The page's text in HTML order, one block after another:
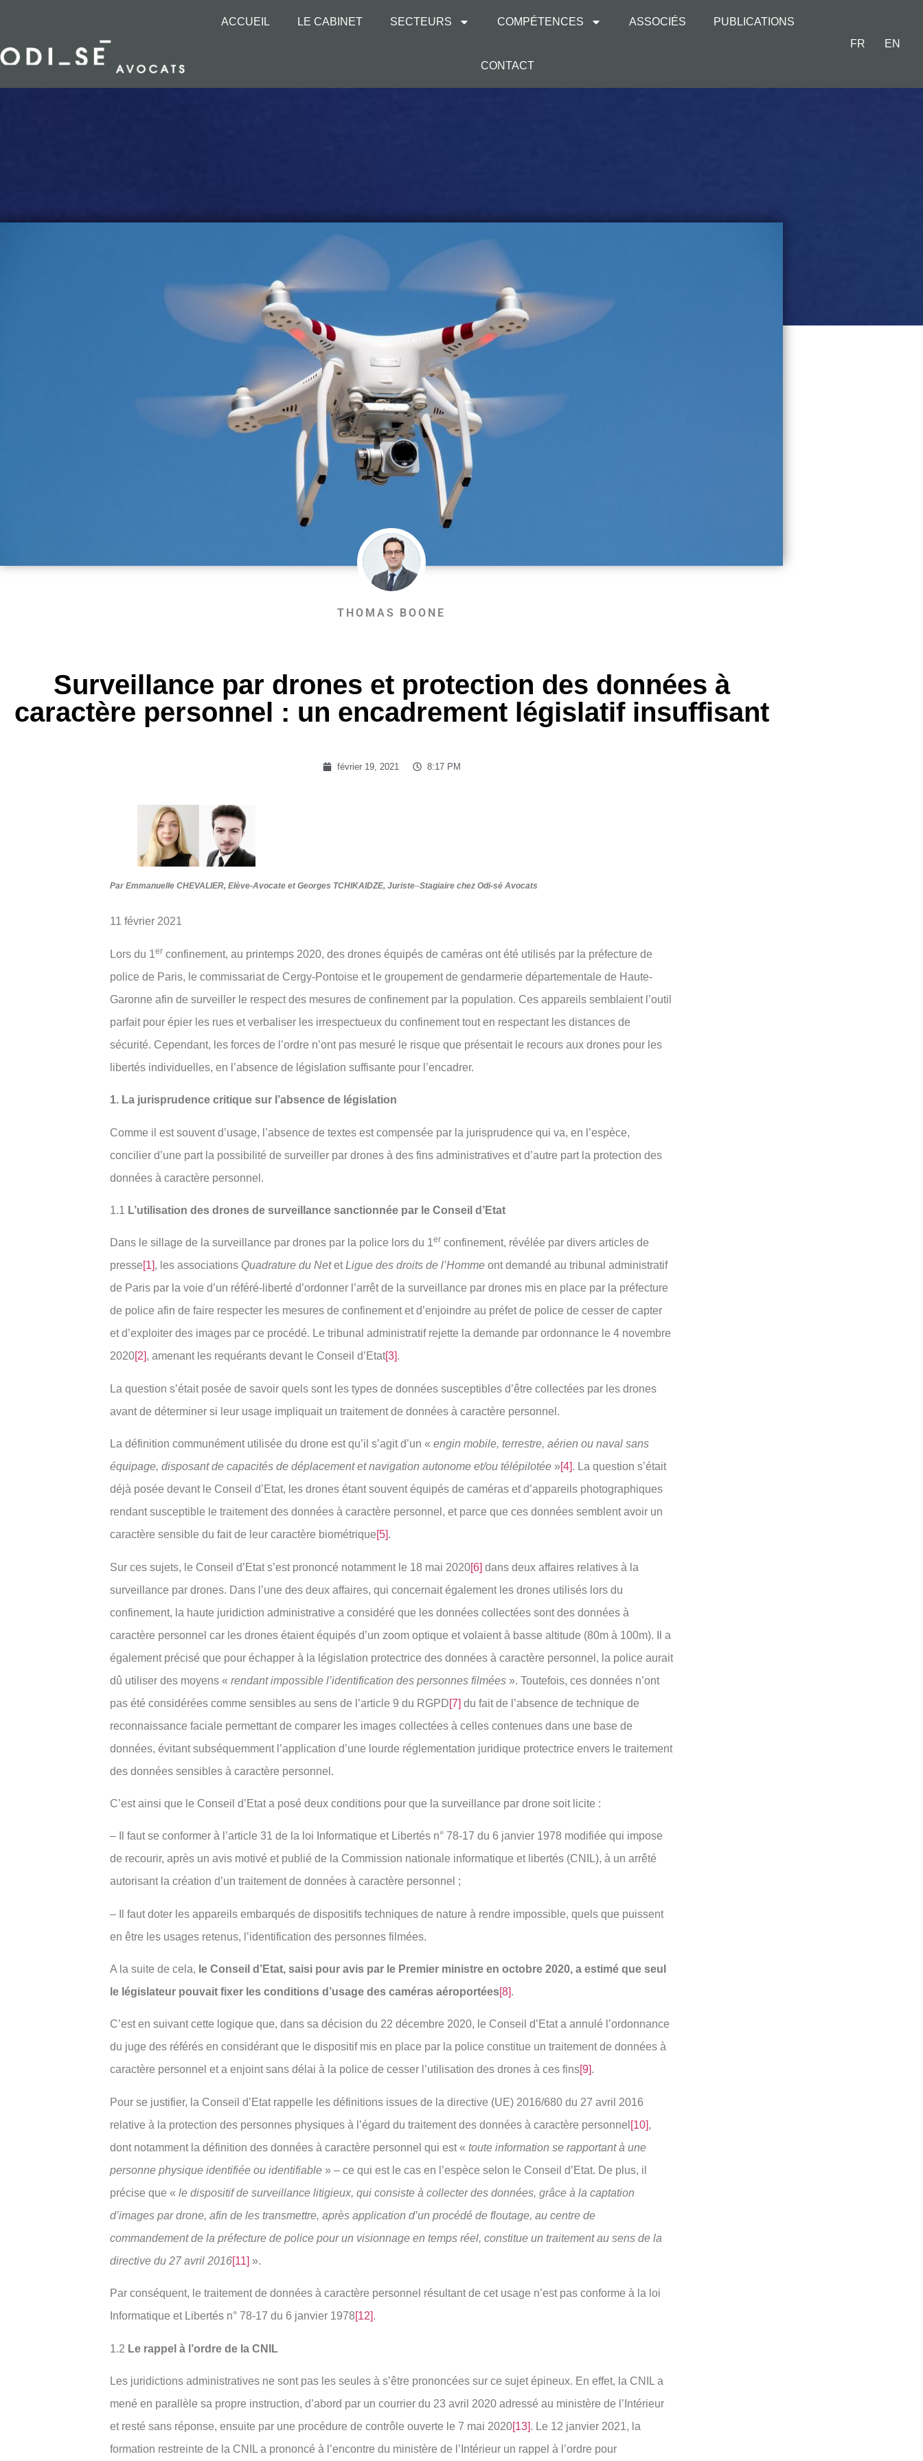
ACCUEIL LE CABINET SECTEURS COMPÉTENCES ASSOCIÉS PUBLICATIONS
CONTACT
FR EN
THOMAS BOONE
Surveillance par drones et protection des données à
caractère personnel : un encadrement législatif insuffisant
février 19, 2021 8:17 PM
Par Emmanuelle CHEVALIER, Elève-Avocate et Georges TCHIKAIDZE, Juriste–Stagiaire chez Odi-sé Avocats
11 février 2021
Lors du 1er confinement, au printemps 2020, des drones équipés de caméras ont été utilisés par la préfecture de
police de Paris, le commissariat de Cergy-Pontoise et le groupement de gendarmerie départementale de Haute-
Garonne afin de surveiller le respect des mesures de confinement par la population. Ces appareils semblaient l’outil
parfait pour épier les rues et verbaliser les irrespectueux du confinement tout en respectant les distances de
sécurité. Cependant, les forces de l’ordre n’ont pas mesuré le risque que présentait le recours aux drones pour les
libertés individuelles, en l’absence de législation suffisante pour l’encadrer.
1. La jurisprudence critique sur l’absence de législation
Comme il est souvent d’usage, l’absence de textes est compensée par la jurisprudence qui va, en l’espèce,
concilier d’une part la possibilité de surveiller par drones à des fins administratives et d’autre part la protection des
données à caractère personnel.
1.1 L’utilisation des drones de surveillance sanctionnée par le Conseil d’Etat
Dans le sillage de la surveillance par drones par la police lors du 1er confinement, révélée par divers articles de
presse[1], les associations Quadrature du NetetLigue des droits de l’Homme ont demandé au tribunal administratif
de Paris par la voie d’un référé-liberté d’ordonner l’arrêt de la surveillance par drones mis en place par la préfecture
de police afin de faire respecter les mesures de confinement et d’enjoindre au préfet de police de cesser de capter
et d’exploiter des images par ce procédé. Le tribunal administratif rejette la demande par ordonnance le 4 novembre
2020[2], amenant les requérants devant le Conseil d’Etat[3].
La question s’était posée de savoir quels sont les types de données susceptibles d’être collectées par les drones
avant de déterminer si leur usage impliquait un traitement de données à caractère personnel.
La définition communément utilisée du drone est qu’il s’agit d’un « engin mobile, terrestre, aérien ou naval sans
équipage, disposant de capacités de déplacement et navigation autonome et/ou télépilotée »[4]. La question s’était
déjà posée devant le Conseil d’Etat, les drones étant souvent équipés de caméras et d’appareils photographiques
rendant susceptible le traitement des données à caractère personnel, et parce que ces données semblent avoir un
caractère sensible du fait de leur caractère biométrique[5].
Sur ces sujets, le Conseil d’Etat s’est prononcé notamment le 18 mai 2020[6] dans deux affaires relatives à la
surveillance par drones. Dans l’une des deux affaires, qui concernait également les drones utilisés lors du
confinement, la haute juridiction administrative a considéré que les données collectées sont des données à
caractère personnel car les drones étaient équipés d’un zoom optique et volaient à basse altitude (80m à 100m). Il a
également précisé que pour échapper à la législation protectrice des données à caractère personnel, la police aurait
dû utiliser des moyens « rendant impossible l’identification des personnes filmées ». Toutefois, ces données n’ont
pas été considérées comme sensibles au sens de l’article 9 du RGPD[7] du fait de l’absence de technique de
reconnaissance faciale permettant de comparer les images collectées à celles contenues dans une base de
données, évitant subséquemment l’application d’une lourde réglementation juridique protectrice envers le traitement
des données sensibles à caractère personnel.
C’est ainsi que le Conseil d’Etat a posé deux conditions pour que la surveillance par drone soit licite :
– Il faut se conformer à l’article 31 de la loi Informatique et Libertés n° 78-17 du 6 janvier 1978 modifiée qui impose
de recourir, après un avis motivé et publié de la Commission nationale informatique et libertés (CNIL), à un arrêté
autorisant la création d’un traitement de données à caractère personnel ;
– Il faut doter les appareils embarqués de dispositifs techniques de nature à rendre impossible, quels que puissent
en être les usages retenus, l’identification des personnes filmées.
A la suite de cela, le Conseil d’Etat, saisi pour avis par le Premier ministre en octobre 2020, a estimé que seul
le législateur pouvait fixer les conditions d’usage des caméras aéroportées[8].
C’est en suivant cette logique que, dans sa décision du 22 décembre 2020, le Conseil d’Etat a annulé l’ordonnance
du juge des référés en considérant que le dispositif mis en place par la police constitue un traitement de données à
caractère personnel et a enjoint sans délai à la police de cesser l’utilisation des drones à ces fins [9] .
Pour se justifier, la Conseil d’Etat rappelle les définitions issues de la directive (UE) 2016/680 du 27 avril 2016
relative à la protection des personnes physiques à l’égard du traitement des données à caractère personnel [10],
dont notamment la définition des données à caractère personnel qui est « toute information se rapportant à une
personne physique identifiée ou identifiable » – ce qui est le cas en l’espèce selon le Conseil d’Etat. De plus, il
précise que « le dispositif de surveillance litigieux, qui consiste à collecter des données, grâce à la captation
d’images par drone, afin de les transmettre, après application d’un procédé de floutage, au centre de
commandement de la préfecture de police pour un visionnage en temps réel, constitue un traitement au sens de la
directive du 27 avril 2016[11] ».
Par conséquent, le traitement de données à caractère personnel résultant de cet usage n’est pas conforme à la loi
Informatique et Libertés n° 78-17 du 6 janvier 1978[12].
1.2 Le rappel à l’ordre de la CNIL
Les juridictions administratives ne sont pas les seules à s’être prononcées sur ce sujet épineux. En effet, la CNIL a
mené en parallèle sa propre instruction, d’abord par un courrier du 23 avril 2020 adressé au ministère de l’Intérieur
et resté sans réponse, ensuite par une procédure de contrôle ouverte le 7 mai 2020[13]. Le 12 janvier 2021, la
formation restreinte de la CNIL a prononcé à l’encontre du ministère de l’Intérieur un rappel à l’ordre pour